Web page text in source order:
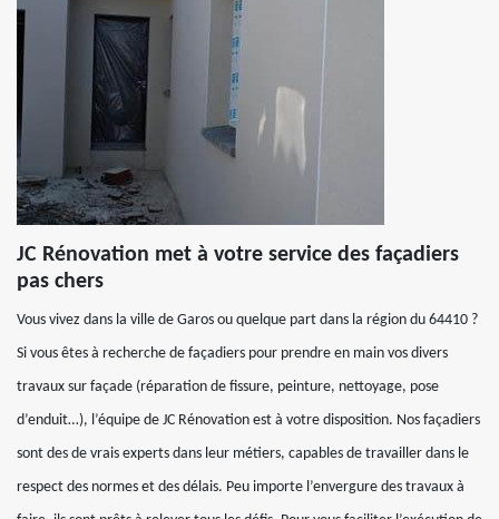
JC Rénovation met à votre service des façadiers
pas chers
Vous vivez dans la ville de Garos ou quelque part dans la région du 64410 ?
Si vous êtes à recherche de façadiers pour prendre en main vos divers
travaux sur façade (réparation de fissure, peinture, nettoyage, pose
d’enduit…), l’équipe de JC Rénovation est à votre disposition. Nos façadiers
sont des de vrais experts dans leur métiers, capables de travailler dans le
respect des normes et des délais. Peu importe l’envergure des travaux à